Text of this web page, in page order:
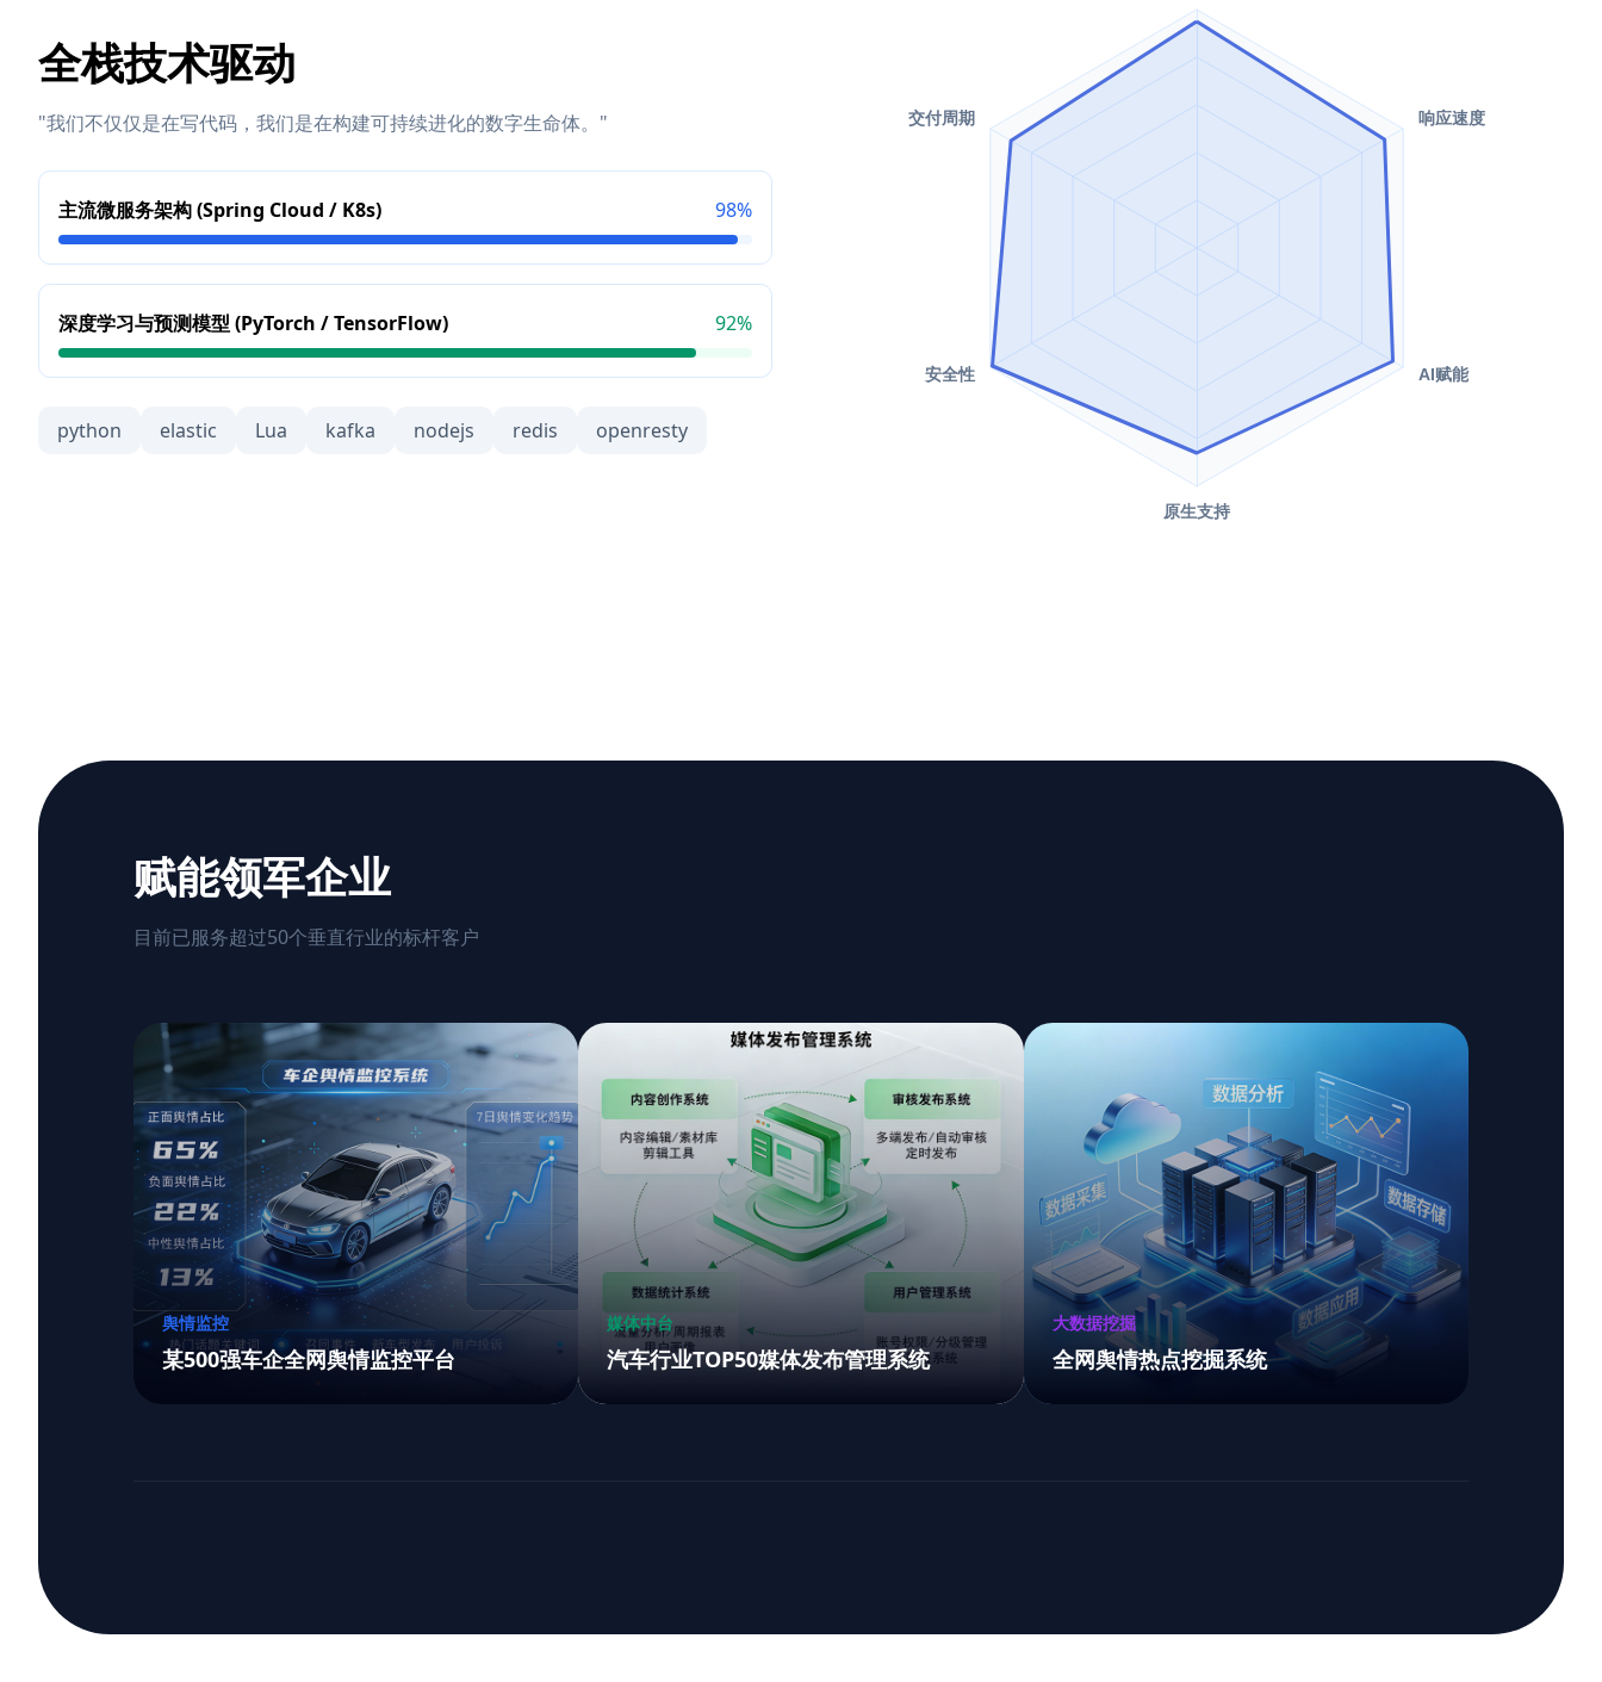
全栈技术驱动
"我们不仅仅是在写代码，我们是在构建可持续进化的数字生命体。"
主流微服务架构 (Spring Cloud / K8s) 98%
深度学习与预测模型 (PyTorch / TensorFlow) 92%
python elastic Lua kafka nodejs redis openresty
赋能领军企业
目前已服务超过50个垂直行业的标杆客户
舆情监控
某500强车企全网舆情监控平台
媒体中台
汽车行业TOP50媒体发布管理系统
大数据挖掘
全网舆情热点挖掘系统